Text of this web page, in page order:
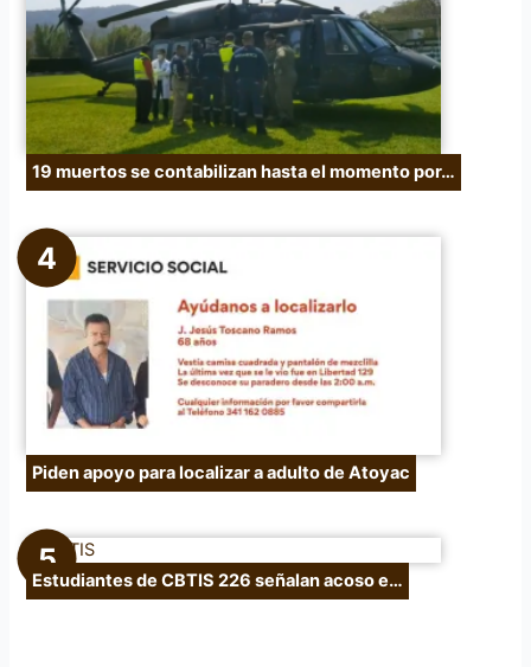
19 muertos se contabilizan hasta el momento por…
Piden apoyo para localizar a adulto de Atoyac
Estudiantes de CBTIS 226 señalan acoso e…